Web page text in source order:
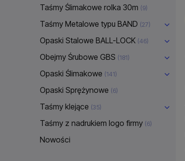
Taśmy Ślimakowe rolka 30m (9)
Taśmy Metalowe typu BAND (27)
Opaski Stalowe BALL-LOCK (46)
Obejmy Śrubowe GBS (181)
Opaski Ślimakowe (141)
Opaski Sprężynowe (6)
Taśmy klejące (35)
Taśmy z nadrukiem logo firmy (6)
Nowości